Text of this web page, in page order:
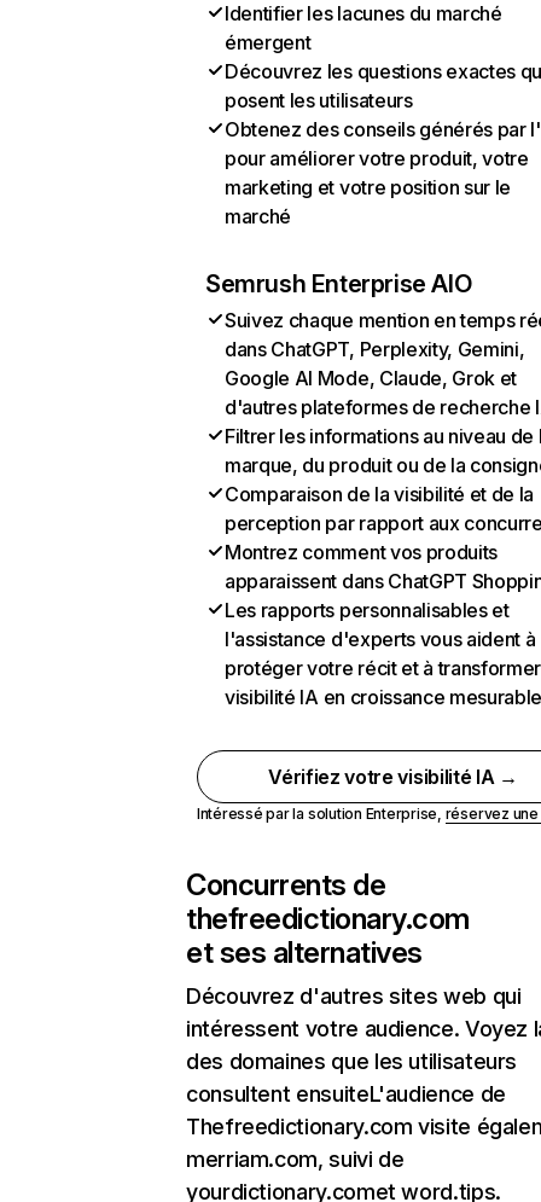
Identifier les lacunes du marché
émergent
Découvrez les questions exactes
posent les utilisateurs
Obtenez des conseils générés par
pour améliorer votre produit, votre
marketing et votre position sur le
marché
Semrush Enterprise AIO
Suivez chaque mention en temps
dans ChatGPT, Perplexity, Gemini,
Google AI Mode, Claude, Grok et
d'autres plateformes de recherche
Filtrer les informations au niveau de
marque, du produit ou de la
Comparaison de la visibilité et de la
perception par rapport aux
Montrez comment vos produits
apparaissent dans ChatGPT
Les rapports personnalisables et
l'assistance d'experts vous aident à
protéger votre récit et à
visibilité IA en croissance
Vérifiez votre visibilité IA →
Intéressé par la solution Enterprise, réservez
Concurrents de
thefreedictionary.com
et ses alternatives
Découvrez d'autres sites web qui
intéressent votre audience. Voyez
des domaines que les utilisateurs
consultent ensuiteL'audience de
Thefreedictionary.com visite
merriam.com, suivi de
yourdictionary.comet word.tips.